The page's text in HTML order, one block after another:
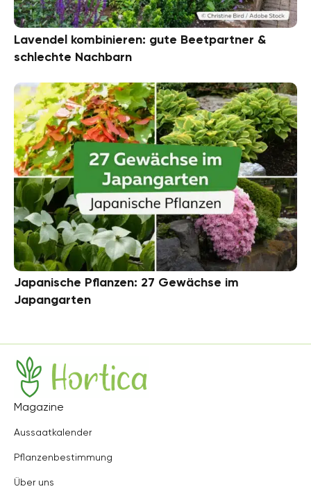
Lavendel kombinieren: gute Beetpartner &
schlechte Nachbarn
Japanische Pflanzen: 27 Gewächse im
Japangarten
Hortica
Magazine
Aussaatkalender
Pflanzenbestimmung
Über uns